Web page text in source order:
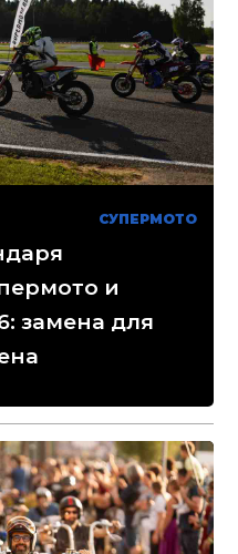
СУПЕРМОТО
и
замена для